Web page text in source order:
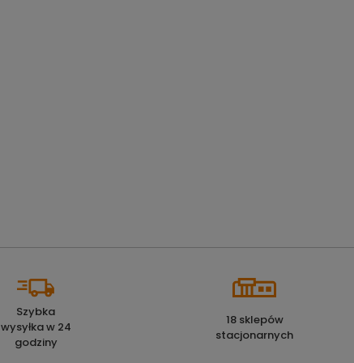
Szybka
wysyłka w 24
godziny
18 sklepów
stacjonarnych